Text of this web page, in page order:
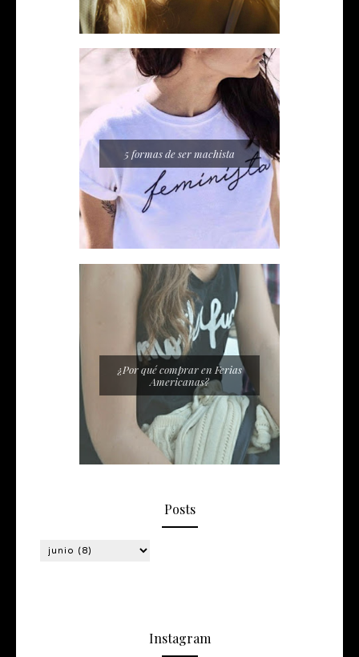
5 formas de ser machista
¿Por qué comprar en Ferias
Americanas?
Posts
Instagram